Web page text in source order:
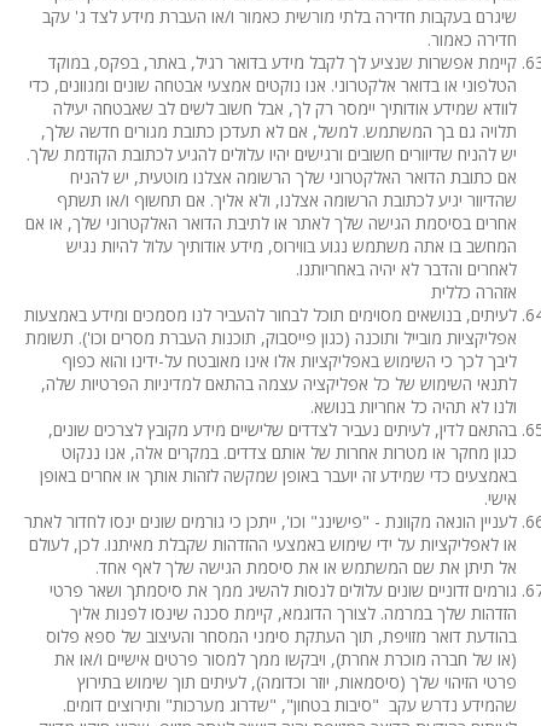
שיגרם בעקבות חדירה בלתי מורשית כאמור ו/או העברת מידע לצד ג' עקב
חדירה כאמור.
קיימת אפשרות שנציע לך לקבל מידע בדואר רגיל, באתר, בפקס, במוקד
הטלפוני או בדואר אלקטרוני. אנו נוקטים אמצעי אבטחה שונים ומגוונים, כדי
לוודא שמידע אודותיך יימסר רק לך, אבל חשוב לשים לב שאבטחה יעילה
תלויה גם בך המשתמש. למשל, אם לא תעדכן כתובת מגורים חדשה שלך,
יש להניח שדיוורים חשובים ורגישים יהיו עלולים להגיע לכתובת הקודמת שלך.
אם כתובת הדואר האלקטרוני שלך הרשומה אצלנו מוטעית, יש להניח
שהדיוור יגיע לכתובת הרשומה אצלנו, ולא אליך. אם תחשוף ו/או תשתף
אחרים בסיסמת הגישה שלך לאתר או לתיבת הדואר האלקטרוני שלך, או אם
המחשב בו אתה משתמש נגוע בווירוס, מידע אודותיך עלול להיות נגיש
לאחרים והדבר לא יהיה באחריותנו.
אזהרה כללית
לעיתים, בנושאים מסוימים תוכל לבחור להעביר לנו מסמכים ומידע באמצעות
אפליקציות מובייל ותוכנה (כגון פייסבוק, תוכנות העברת מסרים וכו'). תשומת
ליבך לכך כי השימוש באפליקציות אלו אינו מאובטח על-ידינו והוא כפוף
לתנאי השימוש של כל אפליקציה עצמה בהתאם למדיניות הפרטיות שלה,
ולנו לא תהיה כל אחריות בנושא.
בהתאם לדין, לעיתים נעביר לצדדים שלישיים מידע מקובץ לצרכים שונים,
כגון מחקר או מטרות אחרות של אותם צדדים. במקרים אלה, אנו ננקוט
באמצעים כדי שמידע זה יועבר באופן שמקשה לזהות אותך או אחרים באופן
אישי.
לעניין הונאה מקוונת - "פישינג" וכו', ייתכן כי גורמים שונים ינסו לחדור לאתר
או לאפליקציות על ידי שימוש באמצעי ההזדהות שקבלת מאיתנו. לכן, לעולם
אל תיתן את שם המשתמש או את סיסמת הגישה שלך לאף אחד.
גורמים זדוניים שונים עלולים לנסות להשיג ממך את סיסמתך ושאר פרטי
הזדהות שלך במרמה. לצורך הדוגמא, קיימת סכנה שינסו לפנות אליך
בהודעת דואר מזויפת, תוך העתקת סימני המסחר והעיצוב של ספא פלוס
(או של חברה מוכרת אחרת), ויבקשו ממך למסור פרטים אישיים ו/או את
פרטי הזיהוי שלך (סיסמאות, יוזר וכדומה), לעיתים תוך שימוש בתירוץ
שהמידע נדרש עקב "סיבות בטחון", "שדרוג מערכות" ותירוצים דומים.